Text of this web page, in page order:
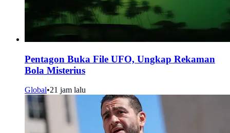
Pentagon Buka File UFO, Ungkap Rekaman
Bola Misterius
Global•21 jam lalu